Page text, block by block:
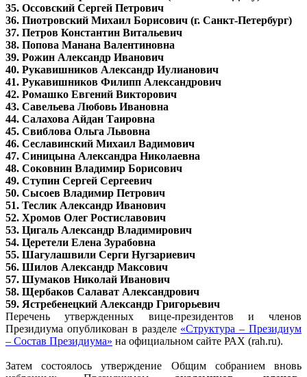
35. Оссовский Сергей Петрович
36. Пиотровский Михаил Борисович (г. Санкт-Петербург)
37. Петров Константин Витальевич
38. Попова Манана Валентиновна
39. Рожин Александр Иванович
40. Рукавишников Александр Иулианович
41. Рукавишников Филипп Александрович
42. Ромашко Евгений Викторович
43. Савельева Любовь Ивановна
44. Салахова Айдан Таировна
45. Свиблова Ольга Львовна
46. Сеславинский Михаил Вадимович
47. Синицына Александра Николаевна
48. Соковнин Владимир Борисович
49. Ступин Сергей Сергеевич
50. Сысоев Владимир Петрович
51. Теслик Александр Иванович
52. Хромов Олег Ростиславович
53. Цигаль Александр Владимирович
54. Церетели Елена Зурабовна
55. Шагулашвили Серги Нугзариевич
56. Шилов Александр Максович
57. Шумаков Николай Иванович
58. Щербаков Салават Александрович
59. Ястребенецкий Александр Григорьевич
Перечень утвержденных вице-президентов и членов
Президиума опубликован в разделе «Структура – Президиум
– Состав Президиума» на официальном сайте РАХ (rah.ru).
Затем состоялось утверждение Общим собранием вновь